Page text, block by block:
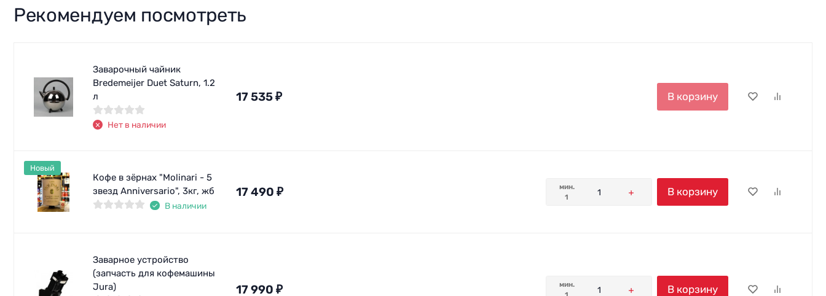
Рекомендуем посмотреть
Заварочный чайник
Bredemeijer Duet Saturn, 1.2
л
Нет в наличии
17 535₽ В корзину
Кофе в зёрнах "Molinari - 5
звезд Anniversario", 3кг, жб
В наличии
17 490 ₽
мин.
1
В корзину
Новый
Заварное устройство
(запчасть для кофемашины
Jura)
17 990 ₽
мин.
В корзину